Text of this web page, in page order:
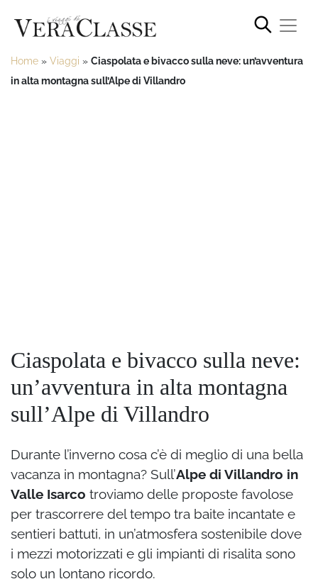
Home » Viaggi » Ciaspolata e bivacco sulla neve: un’avventura
in alta montagna sull’Alpe di Villandro
Ciaspolata e bivacco sulla neve:
un’avventura in alta montagna
sull’Alpe di Villandro
Durante l’inverno cosa c’è di meglio di una bella
vacanza in montagna? Sull’Alpe di Villandro in
Valle Isarco troviamo delle proposte favolose
per trascorrere del tempo tra baite incantate e
sentieri battuti, in un’atmosfera sostenibile dove
i mezzi motorizzati e gli impianti di risalita sono
solo un lontano ricordo.